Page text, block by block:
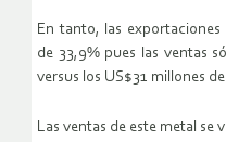
En tanto, las
de 33,9% pues las ventas
versus los US$31 millones
Las ventas de este metal se